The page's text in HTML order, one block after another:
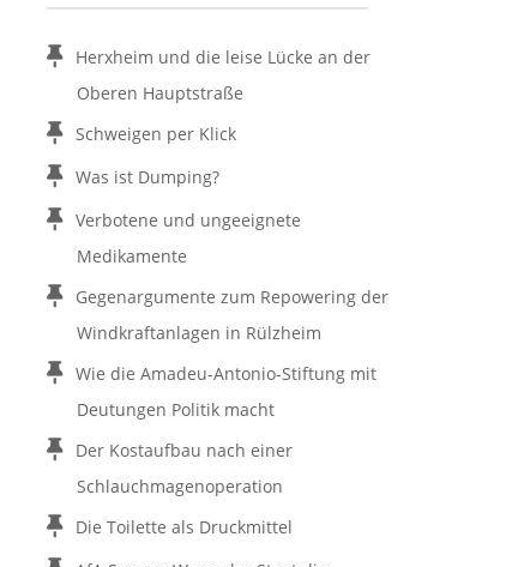
Herxheim und die leise Lücke an der
Oberen Hauptstraße
Schweigen per Klick
Was ist Dumping?
Verbotene und ungeeignete
Medikamente
Gegenargumente zum Repowering der
Windkraftanlagen in Rülzheim
Wie die Amadeu-Antonio-Stiftung mit
Deutungen Politik macht
Der Kostaufbau nach einer
Schlauchmagenoperation
Die Toilette als Druckmittel